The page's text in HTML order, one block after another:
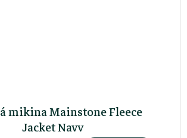
mikina Mainstone Fleece
Jacket Navy